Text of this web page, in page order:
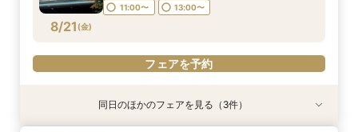
8/21 (金)
11:00〜 13:00〜
フェアを予約
特典あり同日のほかのフェアを見る（3件）